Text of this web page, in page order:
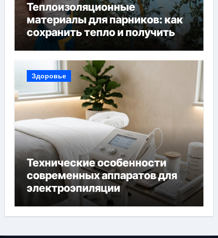
Теплоизоляционные
материалы для парников: как
сохранить тепло и получить
богатый урожай
Здоровье
Технические особенности
современных аппаратов для
электроэпиляции